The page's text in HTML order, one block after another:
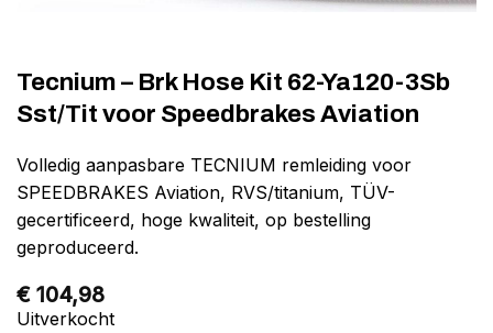
Tecnium – Brk Hose Kit 62-Ya120-3Sb
Sst/Tit voor Speedbrakes Aviation
Volledig aanpasbare TECNIUM remleiding voor
SPEEDBRAKES Aviation, RVS/titanium, TÜV-
gecertificeerd, hoge kwaliteit, op bestelling
geproduceerd.
€ 104,98
Uitverkocht